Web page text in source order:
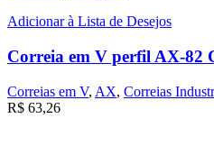
Adicionar à Lista de Desejos
Correia em V perfil AX-82
Correias em V, AX, Correias
R$ 63,26